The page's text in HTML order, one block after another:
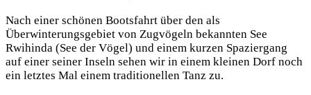
Nach einer schönen Bootsfahrt über den als
Überwinterungsgebiet von Zugvögeln bekannten See
Rwihinda (See der Vögel) und einem kurzen Spaziergang
auf einer seiner Inseln sehen wir in einem kleinen Dorf noch
ein letztes Mal einem traditionellen Tanz zu.